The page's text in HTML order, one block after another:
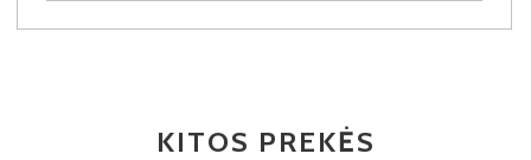
KITOS PREKĖS